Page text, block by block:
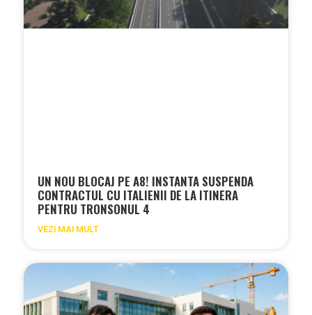
UN NOU BLOCAJ PE A8! INSTANTA SUSPENDA
CONTRACTUL CU ITALIENII DE LA ITINERA
PENTRU TRONSONUL 4
VEZI MAI MULT